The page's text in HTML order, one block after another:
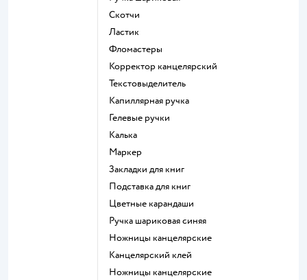
Скотчи
Ластик
Фломастеры
Корректор канцелярский
Текстовыделитель
Капиллярная ручка
Гелевые ручки
Калька
Маркер
Закладки для книг
Подставка для книг
Цветные карандаши
Ручка шариковая синяя
Ножницы канцелярские
Канцелярский клей
Ножницы канцелярские